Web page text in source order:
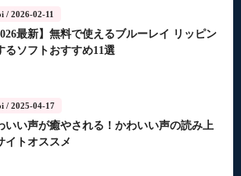
/ 2026-02-11
最新】無料で使えるブルーレイ リッピン
るソフトおすすめ11選
/ 2025-04-17
いい声が癒やされる！かわいい声の読み上
イトオススメ